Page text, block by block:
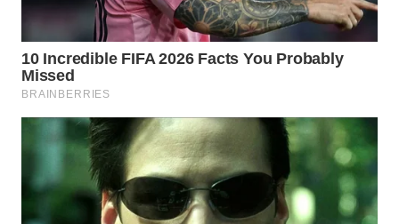
BORNEO
Wahana
Group
WAHANA